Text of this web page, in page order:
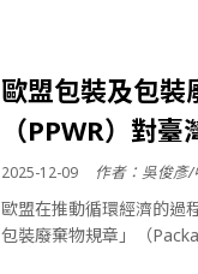
歐盟包裝及包裝
（PPWR）對
影響與數位護照
2025-12-09
歐盟在推動循環經濟的過
包裝廢棄物規章」（